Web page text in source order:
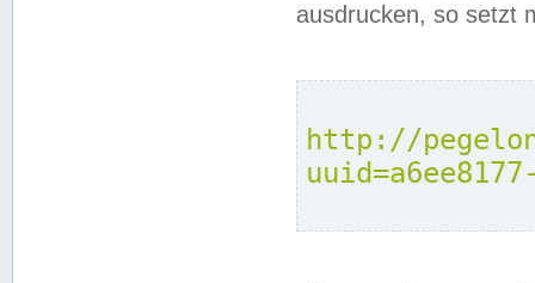
ausdrucken, so setzt
http://